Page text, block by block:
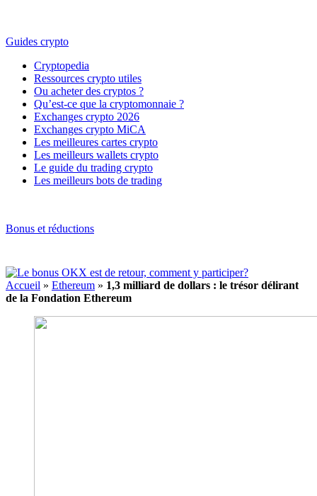
Guides crypto
Cryptopedia
Ressources crypto utiles
Ou acheter des cryptos ?
Qu’est-ce que la cryptomonnaie ?
Exchanges crypto 2026
Exchanges crypto MiCA
Les meilleures cartes crypto
Les meilleurs wallets crypto
Le guide du trading crypto
Les meilleurs bots de trading
Bonus et réductions
Accueil » Ethereum » 1,3 milliard de dollars : le trésor délirant
de la Fondation Ethereum